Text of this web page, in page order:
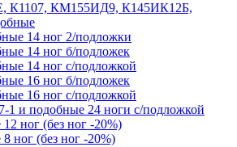
К1107, КМ155ИД9, К145ИК12Б,
14 ног 2/подложки
14 ног б/подложек
14 ног с/подложкой
16 ног б/подложек
16 ног с/подложкой
1 и подобные 24 ноги с/подложкой
ног (без ног -20%)
ног (без ног -20%)